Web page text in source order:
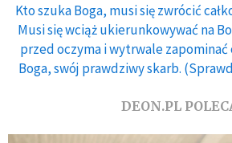
Kto szuka Boga, musi się zwrócić
Musi się wciąż ukierunkowywać na
przed oczyma i wytrwale zapominać
Boga, swój prawdziwy skarb.
DEON.PL